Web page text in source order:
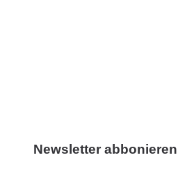
Newsletter abbonieren